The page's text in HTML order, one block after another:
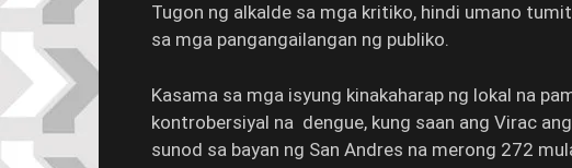
Tugon ng alkalde sa mga kritiko, hindi umano
sa mga pangangailangan ng publiko.
Kasama sa mga isyung kinakaharap ng lokal na
kontrobersiyal na dengue, kung saan ang Virac
sunod sa bayan ng San Andres na merong 272